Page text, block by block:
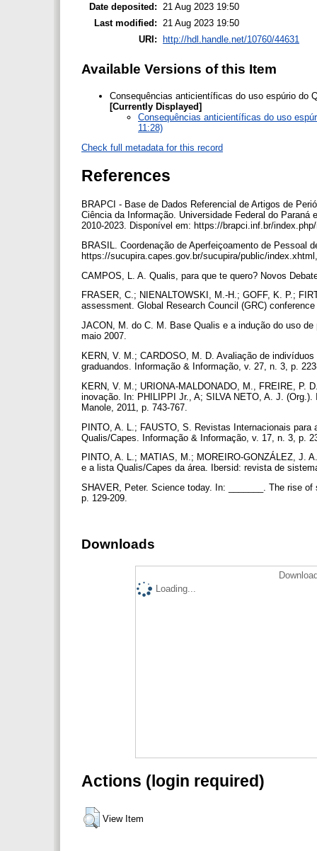
Date deposited:
21 Aug 2023 19:50
Last modified:
21 Aug 2023 19:50
URI: http://hdl.handle.net/10760/44631
Available Versions of this Item
Consequências anticientíficas do uso espúrio do
[Currently Displayed]
Consequências anticientíficas do uso
11:28)
Check full metadata for this record
References
BRAPCI - Base de Dados Referencial de Artigos de
Ciência da Informação. Universidade Federal do
2010-2023. Disponível em: https://brapci.inf.br/
BRASIL. Coordenação de Aperfeiçoamento de
https://sucupira.capes.gov.br/sucupira/public/
CAMPOS, L. A. Qualis, para que te quero? Novos
FRASER, C.; NIENALTOWSKI, M.-H.; GOFF, K. P.;
assessment. Global Research Council (GRC)
JACON, M. do C. M. Base Qualis e a indução do uso
maio 2007.
KERN, V. M.; CARDOSO, M. D. Avaliação de
graduandos. Informação & Informação, v. 27, n. 3, p.
KERN, V. M.; URIONA-MALDONADO, M., FREIRE, P.
inovação. In: PHILIPPI Jr., A; SILVA NETO, A. J.
Manole, 2011, p. 743-767.
PINTO, A. L.; FAUSTO, S. Revistas Internacionais
Qualis/Capes. Informação & Informação, v. 17, n. 3, p.
PINTO, A. L.; MATIAS, M.; MOREIRO-GONZÁLEZ, J.
e a lista Qualis/Capes da área. Ibersid: revista de
SHAVER, Peter. Science today. In: _______. The rise
p. 129-209.
Downloads
Loading...
Actions (login required)
View Item